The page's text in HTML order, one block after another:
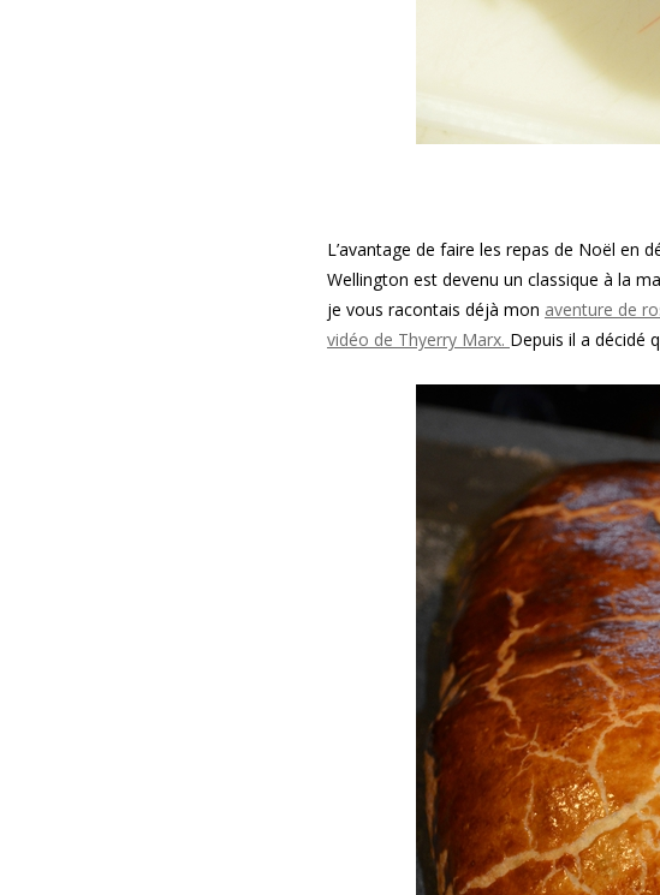
L’avantage de faire les repas de Noël en
Wellington est devenu un classique à la
je vous racontais déjà mon aventure de
vidéo de Thyerry Marx. Depuis il a décidé